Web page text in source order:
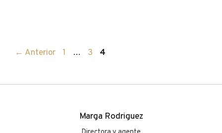
← Anterior Página
1 … Página
3 Página
4
Marga Rodriguez